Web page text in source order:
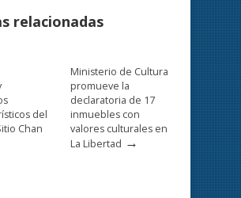
relacionadas
del
Chan
Ministerio de Cultura
promueve la
declaratoria de 17
inmuebles con
valores culturales en
La Libertad →